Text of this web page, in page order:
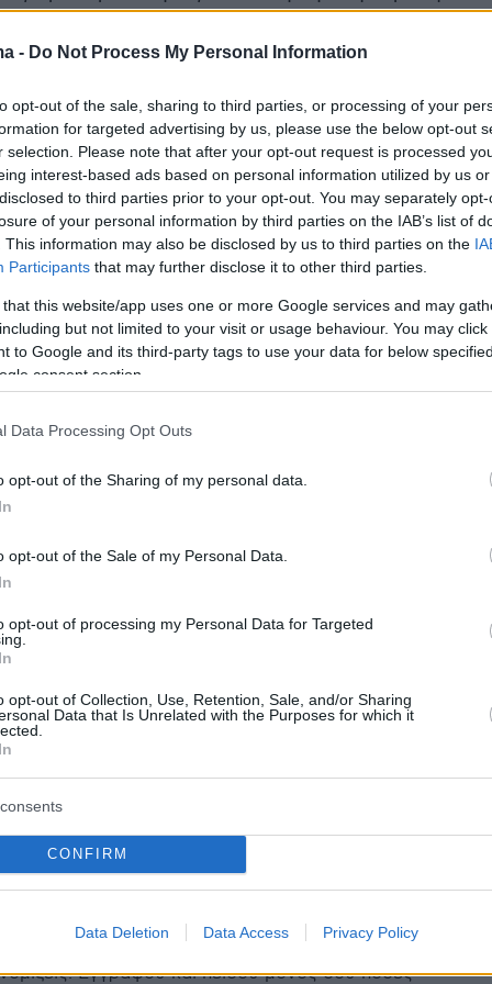
- Do Not Process My Personal Information
opt-out of the sale, sharing to third parties, or processing of your
for targeted advertising by us, please use the below opt-out
selection. Please note that after your opt-out request is processed
interest-based ads based on personal information utilized by us
to third parties prior to your opt-out. You may separately
of your personal information by third parties on the IAB’s list of
This information may also be disclosed by us to third parties on the
Participants that may further disclose it to other third parties.
that this website/app uses one or more Google services and may
but not limited to your visit or usage behaviour. You may
to Google and its third-party tags to use your data for below
consent section.
Data Processing Opt Outs
opt-out of the Sharing of my personal data.
opt-out of the Sale of my Personal Data.
opt-out of processing my Personal Data for Targeted
opt-out of Collection, Use, Retention, Sale, and/or Sharing
Data that Is Unrelated with the Purposes for which it
CONFIRM
Data Deletion Data Access Privacy Policy
και ανάπτυξη των προορισμών, όπως
του ελληνικού τουρισμού: στην
τόπου. Ένας προορισμός που δεν αντέχει,
χάνει την αξία του για τον επισκέπτη, για
για την επιχείρηση και τελικά και για τη
ισχυρός τουρισμός χωρίς ποιότητα
.
στοnewmoney.gr
protothema.gr στο Google News
κόσμο είναι δύσκολο να βρεις κάποιον ειλικρινή και
σχέση. Γι αυτό δημιουργήσαμε αυτόν τον χώρο
την ωριμότητα και την ανοιχτότητα απέναντι
Εγγράψου και πείσου μόνος σου πόσες